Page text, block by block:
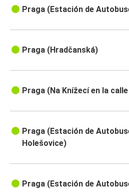
Praga (Estación de
Praga (Hradčanská)
Praga (Na Knížecí en la
Praga (Estación de
Holešovice)
Praga (Estación de